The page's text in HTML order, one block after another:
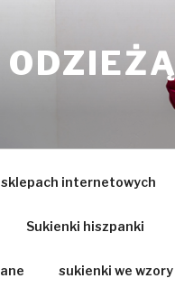
internetowych
Sukienki hiszpanki
sukienki we wzory